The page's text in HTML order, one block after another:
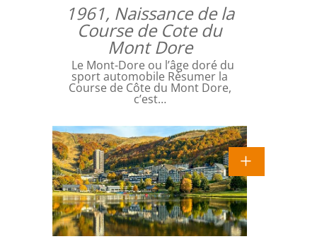
1961, Naissance de la
Course de Cote du
Mont Dore
Le Mont-Dore ou l’âge doré du
sport automobile Résumer la
Course de Côte du Mont Dore,
c’est…